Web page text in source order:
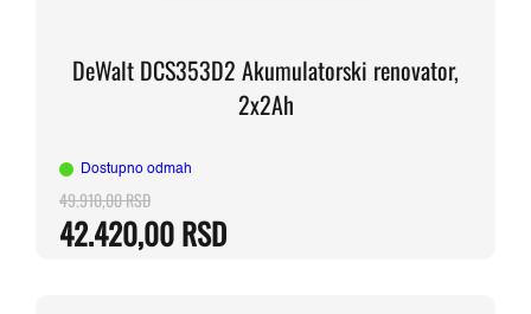
DeWalt DCS353D2 Akumulatorski renovator,
2x2Ah
Dostupno odmah
49.910,00RSDOriginalna
cena
42.420,00RSD
Trenutna
cena